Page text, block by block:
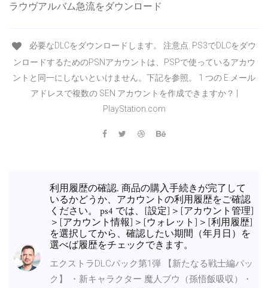
ラウヴアルバム急流をダウンロード
必要なDLCをダウンロードします。 注意点. PS3でDLCをダウ
ンロードするためのPSNアカウントは、PSPで使っているアカウ
ントと同一にしないといけません。下記を参照。 1 つの E メール
アドレスで複数の SEN アカウントを作成できますか？ |
PlayStation.com
利用履歴の確認. 商品の購入手続きが完了して
いるかどうか、アカウントの利用履歴をご確認
ください。 ps4 では、[設定]＞[アカウント管理]
＞[アカウント情報]＞[ウォレット]＞[利用履歴]
を選択してから、確認したい期間（年月日）を
選べば履歴をチェックできます。
エクストラDLCパック第1弾 【新たなる戦士編パッ
ク】 ・新キャラクター 魔人ブウ（孫悟飯吸収）・